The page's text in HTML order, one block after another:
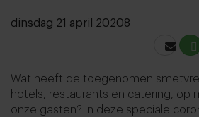
dinsdag 21 april 20208
Wat heeft de toegenomen
hotels, restaurants en catering, op
onze gasten? In deze speciale